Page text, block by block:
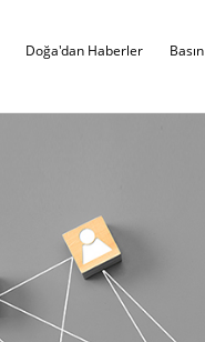
Doğa'dan Haberler Basın